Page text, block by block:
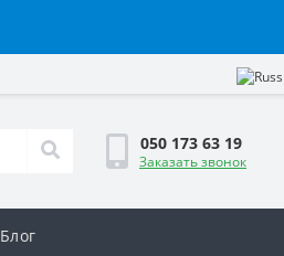
050 173 63 19
Заказать звонок
Блог